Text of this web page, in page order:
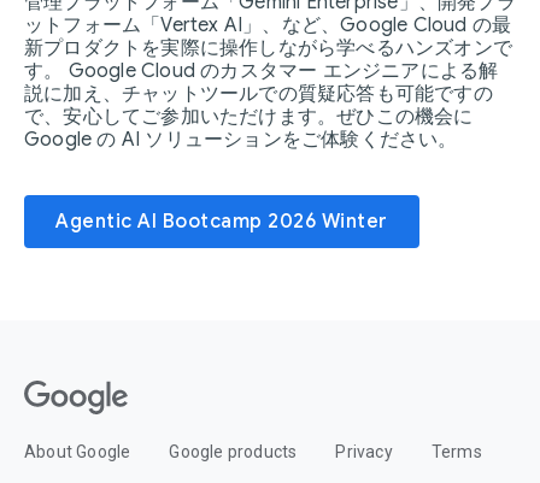
ットフォーム「Vertex AI」、など、Google Cloud の最
新プロダクトを実際に操作しながら学べるハンズオンで
す。 Google Cloud のカスタマー エンジニアによる解
説に加え、チャットツールでの質疑応答も可能ですの
で、安心してご参加いただけます。ぜひこの機会に
Google の AI ソリューションをご体験ください。
Agentic AI Bootcamp 2026 Winter
About Google Google products Privacy Terms